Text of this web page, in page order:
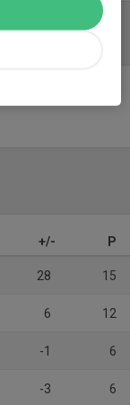
+/- P
28 15
6 12
-1 6
-3 6